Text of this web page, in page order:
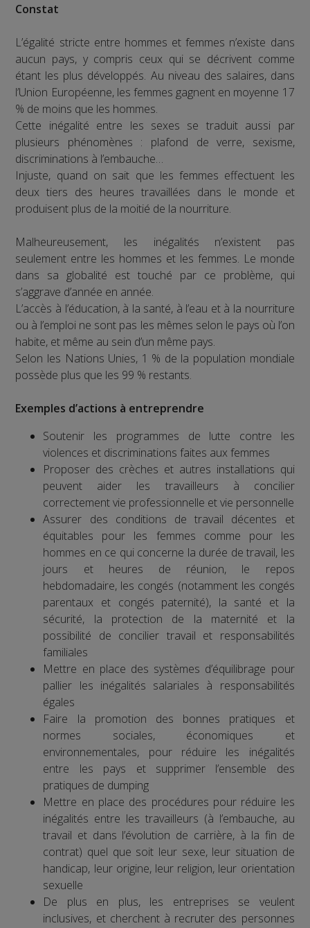
Constat
L’égalité stricte entre hommes et femmes n’existe dans
aucun pays, y compris ceux qui se décrivent comme
étant les plus développés. Au niveau des salaires, dans
l’Union Européenne, les femmes gagnent en moyenne 17
% de moins que les hommes.
Cette inégalité entre les sexes se traduit aussi par
plusieurs phénomènes : plafond de verre, sexisme,
discriminations à l’embauche…
Injuste, quand on sait que les femmes effectuent les
deux tiers des heures travaillées dans le monde et
produisent plus de la moitié de la nourriture.
Malheureusement, les inégalités n’existent pas
seulement entre les hommes et les femmes. Le monde
dans sa globalité est touché par ce problème, qui
s’aggrave d’année en année.
L’accès à l’éducation, à la santé, à l’eau et à la nourriture
ou à l’emploi ne sont pas les mêmes selon le pays où l’on
habite, et même au sein d’un même pays.
Selon les Nations Unies, 1 % de la population mondiale
possède plus que les 99 % restants.
Exemples d’actions à entreprendre
Soutenir les programmes de lutte contre les
violences et discriminations faites aux femmes
Proposer des crèches et autres installations qui
peuvent aider les travailleurs à concilier
correctement vie professionnelle et vie personnelle
Assurer des conditions de travail décentes et
équitables pour les femmes comme pour les
hommes en ce qui concerne la durée de travail, les
jours et heures de réunion, le repos
hebdomadaire, les congés (notamment les congés
parentaux et congés paternité), la santé et la
sécurité, la protection de la maternité et la
possibilité de concilier travail et responsabilités
familiales
Mettre en place des systèmes d’équilibrage pour
pallier les inégalités salariales à responsabilités
égales
Faire la promotion des bonnes pratiques et
normes sociales, économiques et
environnementales, pour réduire les inégalités
entre les pays et supprimer l’ensemble des
pratiques de dumping
Mettre en place des procédures pour réduire les
inégalités entre les travailleurs (à l’embauche, au
travail et dans l’évolution de carrière, à la fin de
contrat) quel que soit leur sexe, leur situation de
handicap, leur origine, leur religion, leur orientation
sexuelle
De plus en plus, les entreprises se veulent
inclusives, et cherchent à recruter des personnes